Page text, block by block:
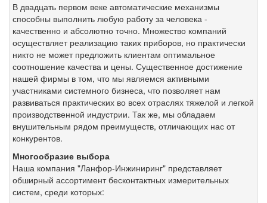
В двадцать первом веке автоматические механизмы
способны выполнить любую работу за человека -
качественно и абсолютно точно. Множество компаний
осуществляет реализацию таких приборов, но практически
никто не может предложить клиентам оптимальное
соотношение качества и цены. Существенное достижение
нашей фирмы в том, что мы являемся активными
участниками системного бизнеса, что позволяет нам
развиваться практических во всех отраслях тяжелой и легкой
производственной индустрии. Так же, мы обладаем
внушительным рядом преимуществ, отличающих нас от
конкурентов.
Многообразие выбора
Наша компания "Ланфор-Инжиниринг" представляет
обширный ассортимент бесконтактных измерительных
систем, среди которых: